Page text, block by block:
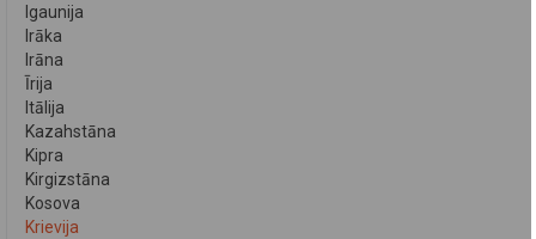
Igaunija
Irāka
Irāna
Īrija
Itālija
Kazahstāna
Kipra
Kirgizstāna
Kosova
Krievija